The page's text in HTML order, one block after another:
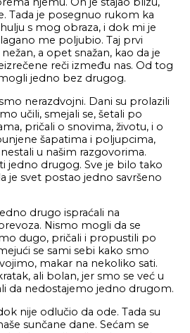
Tada je posegnuo rukom ka
s mog obraza, i dok mi je
me poljubio. Taj prvi
a opet snažan, kao da je
reči između nas. Od tog
jedno bez drugog.
nerazdvojni. Dani su prolazili
učili, smejali se, šetali po
pričali o snovima, životu, i o
šapatima i poljupcima,
u našim razgovorima.
jedno drugog. Sve je bilo tako
je svet postao jedno savršeno
drugo ispraćali na
Nismo mogli da se
dugo, pričali i propustili po
se sami sebi kako smo
makar na nekoliko sati.
ali bolan, jer smo se već u
da nedostajemo jedno drugom.
nije odlučio da ode. Tada su
sunčane dane. Sećam se